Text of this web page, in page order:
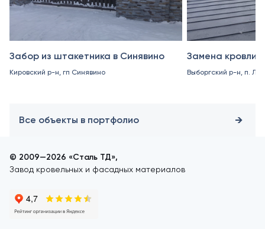
Забор из штакетника в Синявино
Кировский р-н, гп Синявино
Замена кровли
Выборгский р-н, п.
Все объекты в портфолио
© 2009—2026 «Сталь ТД»,
Завод кровельных и фасадных материалов